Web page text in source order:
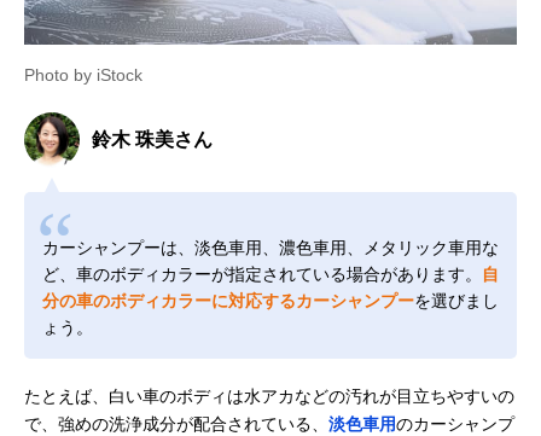
Photo by iStock
鈴木 珠美さん
カーシャンプーは、淡色車用、濃色車用、メタリック車用な
ど、車のボディカラーが指定されている場合があります。
自
分の車のボディカラーに対応するカーシャンプーを選びまし
ょう。
たとえば、白い車のボディは水アカなどの汚れが目立ちやすいの
で、強めの洗浄成分が配合されている、 淡色車用のカーシャンプ